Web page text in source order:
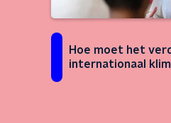
Hoe moet het
internationaal